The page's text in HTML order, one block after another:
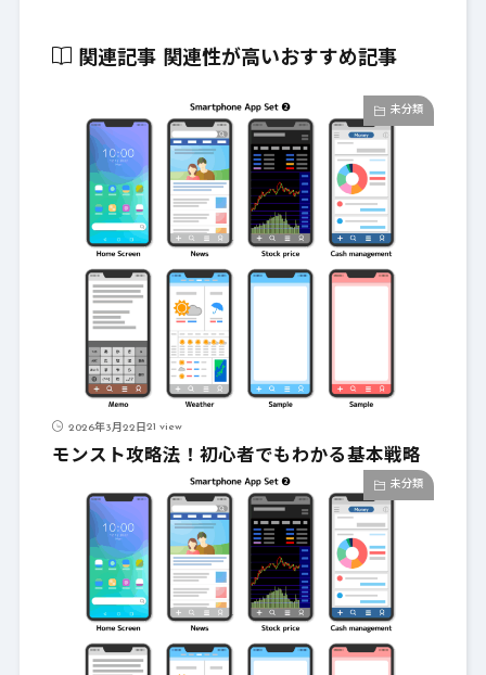
関連記事 関連性が高いおすすめ記事
未分類
2026年3月22日21 view
モンスト攻略法！初心者でもわかる基本戦略
未分類